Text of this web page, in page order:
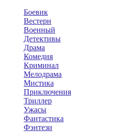
Боевик
Вестерн
Военный
Детективы
Драма
Комедия
Криминал
Мелодрама
Мистика
Приключения
Триллер
Ужасы
Фантастика
Фэнтези